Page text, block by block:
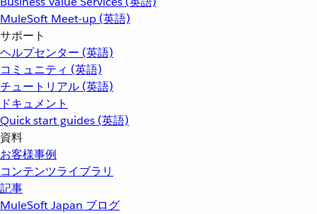
MuleSoft Meet-up (英語)
サポート
ヘルプセンター (英語)
コミュニティ (英語)
チュートリアル (英語)
ドキュメント
Quick start guides (英語)
資料
お客様事例
コンテンツライブラリ
記事
MuleSoft Japan ブログ